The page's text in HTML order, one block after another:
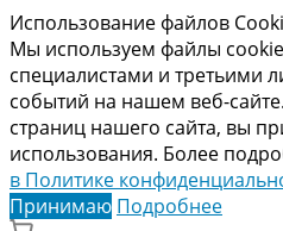
Использование файлов
Мы используем файлы
специалистами и третьими
событий на нашем веб-
страниц нашего сайта, вы
использования. Более
в Политике
Принимаю Подробнее